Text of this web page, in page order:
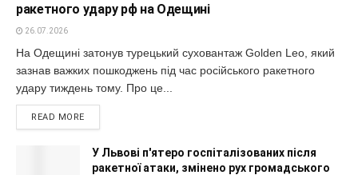
ракетного удару рф на Одещині
26.07.2026
На Одещині затонув турецький суховантаж Golden Leo, який
зазнав важких пошкоджень під час російського ракетного
удару тиждень тому. Про це...
READ MORE
У Львові п'ятеро госпіталізованих після
ракетної атаки, змінено рух громадського